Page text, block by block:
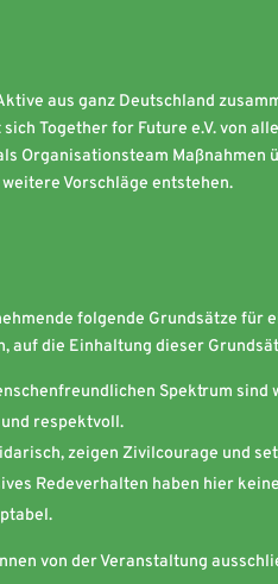
aus ganz Deutschland
Together for Future e.V. von
Organisationsteam
Vorschläge entstehen.
folgende Grundsätze
auf die Einhaltung dieser
Spektrum sind
respektvoll.
zeigen Zivilcourage und
Redeverhalten haben hier
von der Veranstaltung